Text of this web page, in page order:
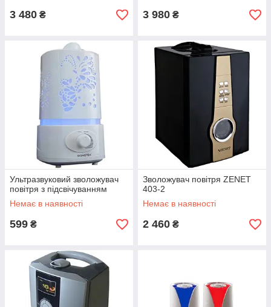
3 480 ₴ 3 980 ₴
Ультразвуковий зволожувач
повітря з підсвічуванням
Немає в наявності
599 ₴
Зволожувач повітря ZENET
403-2
Немає в наявності
2 460 ₴